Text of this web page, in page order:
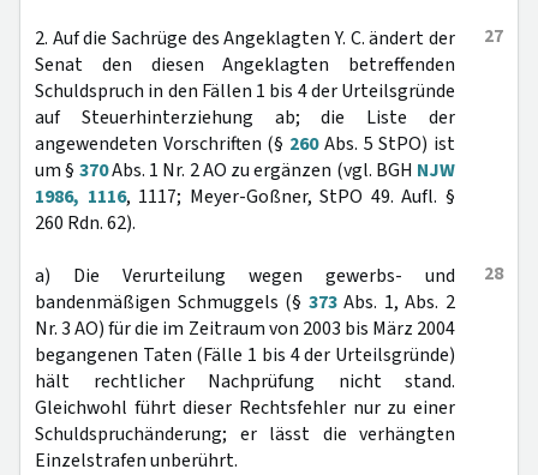
27
2. Auf die Sachrüge des Angeklagten Y. C. ändert der
Senat den diesen Angeklagten betreffenden
Schuldspruch in den Fällen 1 bis 4 der Urteilsgründe
auf Steuerhinterziehung ab; die Liste der
angewendeten Vorschriften (§ 260Abs. 5 StPO) ist
um § 370Abs. 1 Nr. 2 AO zu ergänzen (vgl. BGH NJW
1986, 1116, 1117; Meyer-Goßner, StPO 49. Aufl. §
260 Rdn. 62).
28
a) Die Verurteilung wegen gewerbs- und
bandenmäßigen Schmuggels (§ 373Abs. 1, Abs. 2
Nr. 3 AO) für die im Zeitraum von 2003 bis März 2004
begangenen Taten (Fälle 1 bis 4 der Urteilsgründe)
hält rechtlicher Nachprüfung nicht stand.
Gleichwohl führt dieser Rechtsfehler nur zu einer
Schuldspruchänderung; er lässt die verhängten
Einzelstrafen unberührt.